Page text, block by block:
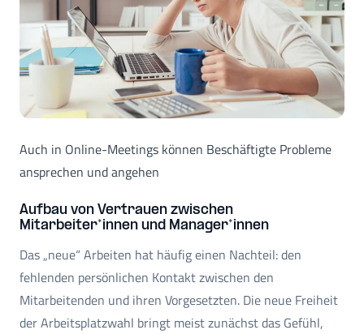
Auch in Online-Meetings können Beschäftigte Probleme
ansprechen und angehen
Aufbau von Vertrauen zwischen
Mitarbeiter*innen und Manager*innen
Das „neue“ Arbeiten hat häufig einen Nachteil: den
fehlenden persönlichen Kontakt zwischen den
Mitarbeitenden und ihren Vorgesetzten. Die neue Freiheit
der Arbeitsplatzwahl bringt meist zunächst das Gefühl,